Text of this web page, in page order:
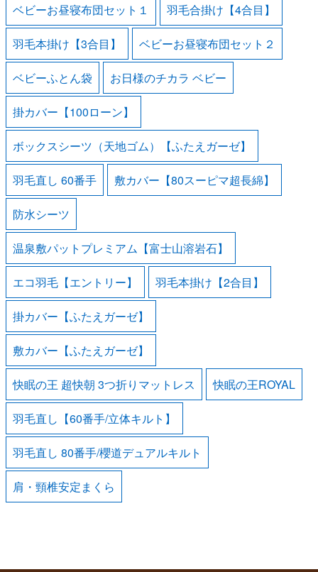
ベビーお昼寝布団セット１ 羽毛合掛け【4合目】
羽毛本掛け【3合目】 ベビーお昼寝布団セット２
ベビーふとん袋 お日様のチカラ ベビー
掛カバー【100ローン】
ボックスシーツ（天地ゴム）【ふたえガーゼ】
羽毛直し 60番手 敷カバー【80スーピマ超長綿】
防水シーツ
温泉敷パットプレミアム【富士山溶岩石】
エコ羽毛【エントリー】 羽毛本掛け【2合目】
掛カバー【ふたえガーゼ】
敷カバー【ふたえガーゼ】
快眠の王 超快朝 3つ折りマットレス 快眠の王ROYAL
羽毛直し【60番手/立体キルト】
羽毛直し 80番手/櫻道デュアルキルト
肩・頸椎安定まくら